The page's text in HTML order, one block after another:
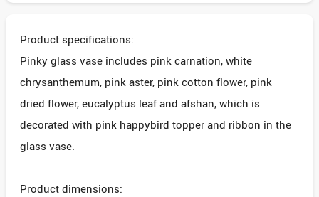
Product specifications:
Pinky glass vase includes pink carnation, white
chrysanthemum, pink aster, pink cotton flower, pink
dried flower, eucalyptus leaf and afshan, which is
decorated with pink happybird topper and ribbon in the
glass vase.
Product dimensions: